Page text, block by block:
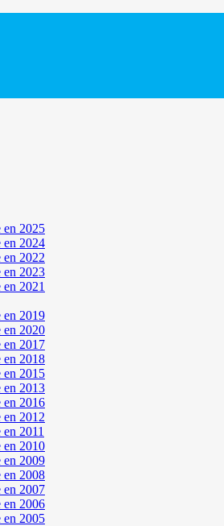
en 2025
en 2024
en 2022
en 2023
2021
en 2019
en 2020
en 2017
en 2018
en 2015
en 2013
en 2016
en 2012
2011
en 2010
en 2009
en 2008
en 2007
en 2006
en 2005